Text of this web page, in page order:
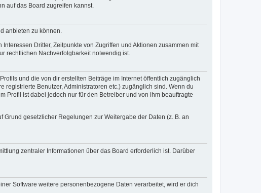
auf das Board zugreifen kannst.
anbieten zu können.
Dritter, Zeitpunkte von Zugriffen und Aktionen zusammen mit
rechtlichen Nachverfolgbarkeit notwendig ist.
und die von dir erstellten Beiträge im Internet öffentlich zugänglich
Benutzer, Administratoren etc.) zugänglich sind. Wenn du
Profil ist dabei jedoch nur für den Betreiber und von ihm beauftragte
gesetzlicher Regelungen zur Weitergabe der Daten (z. B. an
zentraler Informationen über das Board erforderlich ist. Darüber
Software weitere personenbezogene Daten verarbeitet, wird er dich